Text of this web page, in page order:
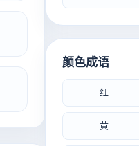
颜色成语
红
黄